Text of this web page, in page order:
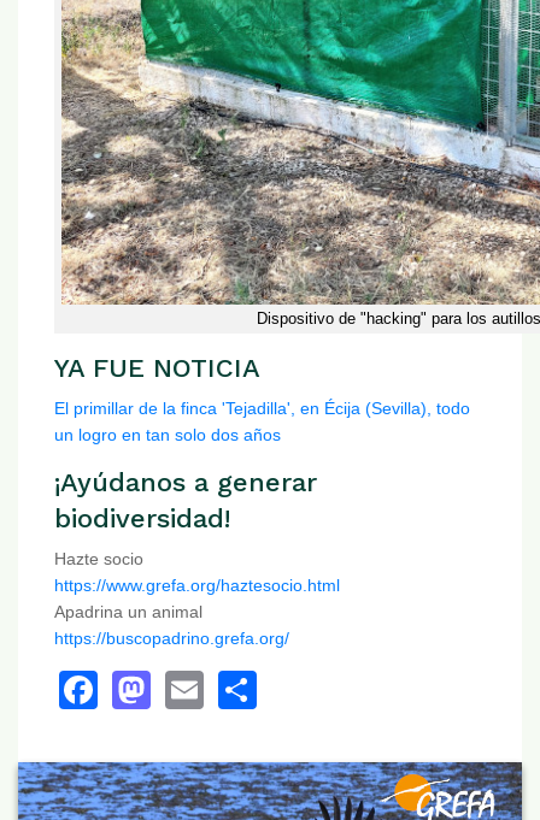
Dispositivo de "hacking" para los
YA FUE NOTICIA
El primillar de la finca 'Tejadilla', en Écija (Sevilla), todo
un logro en tan solo dos años
¡Ayúdanos a generar
biodiversidad!
Hazte socio
https://www.grefa.org/haztesocio.html
Apadrina un animal
https://buscopadrino.grefa.org/
Facebook
Mastodon
Email